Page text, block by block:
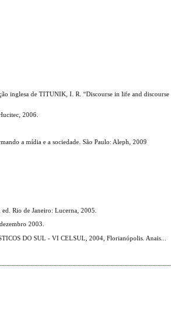
inglesa de TITUNIK, I. R. “Discourse in life and discourse
2006.
a mídia e a sociedade. São Paulo: Aleph, 2009
Rio de Janeiro: Lucerna, 2005.
2003.
DO SUL - VI CELSUL, 2004, Florianópolis. Anais...